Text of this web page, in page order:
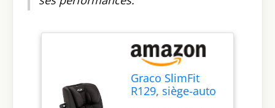
Graco SlimFit
R129, siège-auto